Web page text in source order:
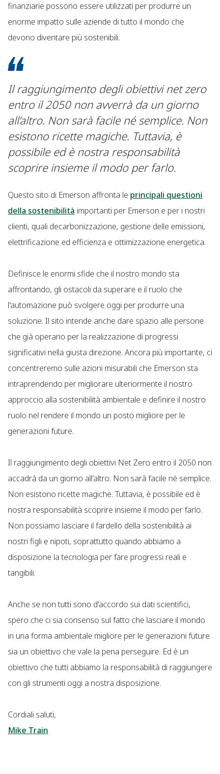
finanziarie possono essere utilizzati per produrre un
enorme impatto sulle aziende di tutto il mondo che
devono diventare più sostenibili.
Il raggiungimento degli obiettivi net zero
entro il 2050 non avverrà da un giorno
all’altro. Non sarà facile né semplice. Non
esistono ricette magiche. Tuttavia, è
possibile ed è nostra responsabilità
scoprire insieme il modo per farlo.
Questo sito di Emerson affronta le principali questioni
della sostenibilità importanti per Emerson e per i nostri
clienti, quali decarbonizzazione, gestione delle emissioni,
elettrificazione ed efficienza e ottimizzazione energetica.
Definisce le enormi sfide che il nostro mondo sta
affrontando, gli ostacoli da superare e il ruolo che
l'automazione può svolgere oggi per produrre una
soluzione. Il sito intende anche dare spazio alle persone
che già operano per la realizzazione di progressi
significativi nella giusta direzione. Ancora più importante, ci
concentreremo sulle azioni misurabili che Emerson sta
intraprendendo per migliorare ulteriormente il nostro
approccio alla sostenibilità ambientale e definire il nostro
ruolo nel rendere il mondo un posto migliore per le
generazioni future.
Il raggiungimento degli obiettivi Net Zero entro il 2050 non
accadrà da un giorno all'altro. Non sarà facile né semplice.
Non esistono ricette magiche. Tuttavia, è possibile ed è
nostra responsabilità scoprire insieme il modo per farlo.
Non possiamo lasciare il fardello della sostenibilità ai
nostri figli e nipoti, soprattutto quando abbiamo a
disposizione la tecnologia per fare progressi reali e
tangibili.
Anche se non tutti sono d'accordo sui dati scientifici,
spero che ci sia consenso sul fatto che lasciare il mondo
in una forma ambientale migliore per le generazioni future
sia un obiettivo che vale la pena perseguire. Ed è un
obiettivo che tutti abbiamo la responsabilità di raggiungere
con gli strumenti oggi a nostra disposizione.
Cordiali saluti,
Mike Train